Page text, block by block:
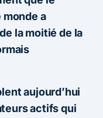
monde a
la moitié de la
aujourd’hui
actifs qui